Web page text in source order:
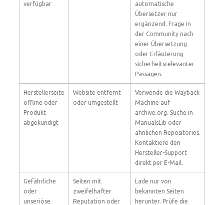
verfügbar
automatische
Übersetzer nur
ergänzend. Frage in
der Community nach
einer Übersetzung
oder Erläuterung
sicherheitsrelevanter
Passagen.
Herstellerseite
offline oder
Produkt
abgekündigt
Website entfernt
oder umgestellt
Verwende die Wayback
Machine auf
archive.org. Suche in
ManualsLib oder
ähnlichen Repositories.
Kontaktiere den
Hersteller-Support
direkt per E-Mail.
Gefährliche
oder
unseriöse
Seiten mit
zweifelhafter
Reputation oder
Lade nur von
bekannten Seiten
herunter. Prüfe die